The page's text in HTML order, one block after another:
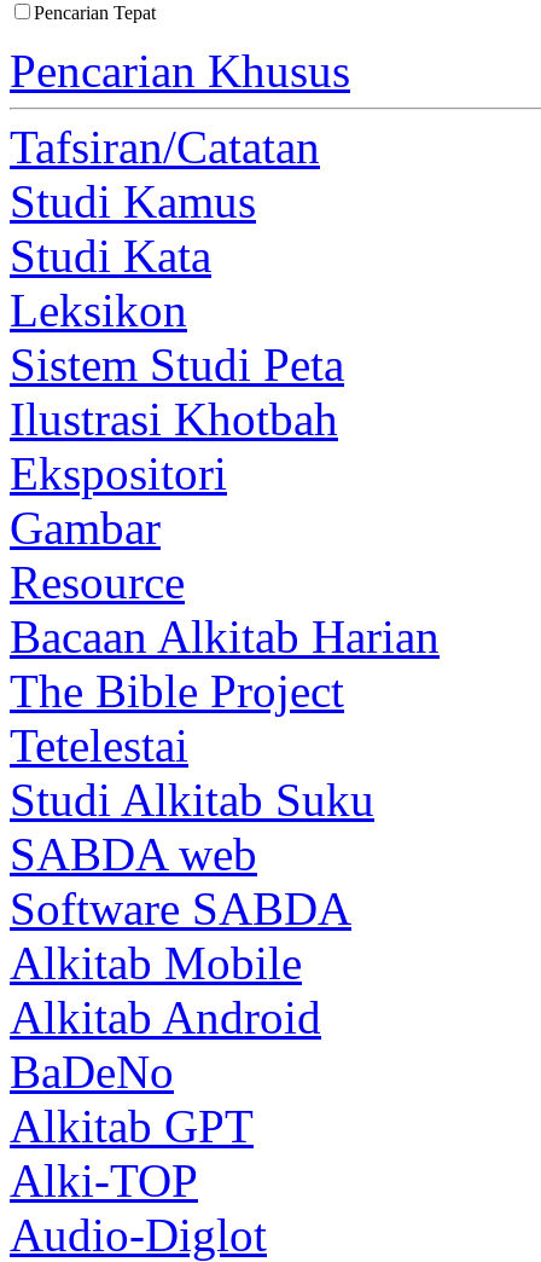
Pencarian Tepat
Pencarian Khusus
Tafsiran/Catatan
Studi Kamus
Studi Kata
Leksikon
Sistem Studi Peta
Ilustrasi Khotbah
Ekspositori
Gambar
Resource
Bacaan Alkitab Harian
The Bible Project
Tetelestai
Studi Alkitab Suku
SABDA web
Software SABDA
Alkitab Mobile
Alkitab Android
BaDeNo
Alkitab GPT
Alki-TOP
Audio-Diglot